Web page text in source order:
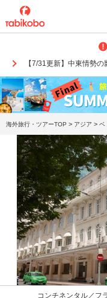
【7/31更新】中東情勢
海外旅行・ツアーTOP > アジア > ベ
コンチネンタル／フ